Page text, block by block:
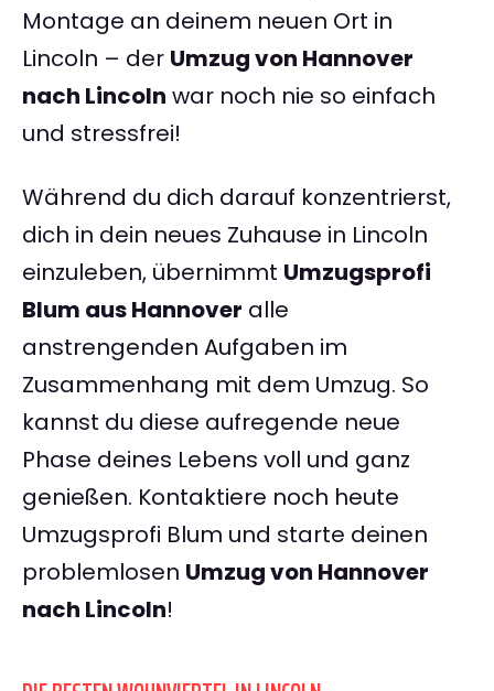
Montage an deinem neuen Ort in
Lincoln – der Umzug von Hannover
nach Lincoln war noch nie so einfach
und stressfrei!
Während du dich darauf konzentrierst,
dich in dein neues Zuhause in Lincoln
einzuleben, übernimmt Umzugsprofi
Blum aus Hannover alle
anstrengenden Aufgaben im
Zusammenhang mit dem Umzug. So
kannst du diese aufregende neue
Phase deines Lebens voll und ganz
genießen. Kontaktiere noch heute
Umzugsprofi Blum und starte deinen
problemlosen Umzug von Hannover
nach Lincoln!